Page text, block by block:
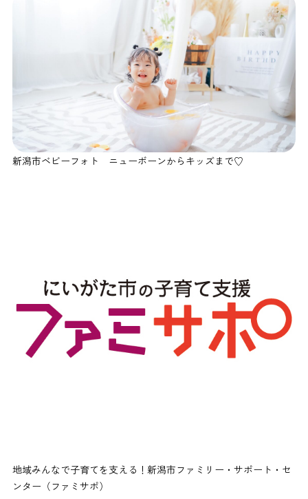
新潟市ベビーフォト ニューボーンからキッズまで♡
地域みんなで子育てを支える！新潟市ファミリー・サポート・セ
ンター（ファミサポ）